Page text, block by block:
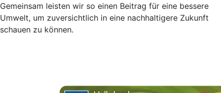
Gemeinsam leisten wir so einen Beitrag für eine bessere
Umwelt, um zuversichtlich in eine nachhaltigere Zukunft
schauen zu können.